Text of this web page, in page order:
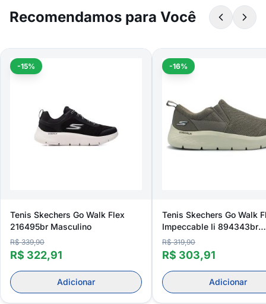
Recomendamos para Você
-15%
Tenis Skechers Go Walk Flex
216495br Masculino
R$ 339,90
R$ 322,91
Adicionar
-16%
Tenis Skechers Go Walk
Impeccable Ii 894343br
Masculino
R$ 319,90
R$ 303,91
Adicionar